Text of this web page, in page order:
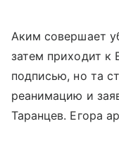
Аким совершает
затем приходит к
подписью, но та
реанимацию и
Таранцев. Егора